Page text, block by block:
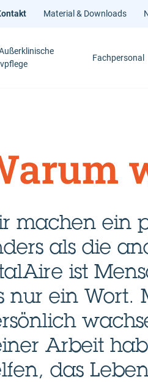
Material & Downloads
Fachpersonal
machen ein
als die
ist
nur ein Wort.
Arbeit
das